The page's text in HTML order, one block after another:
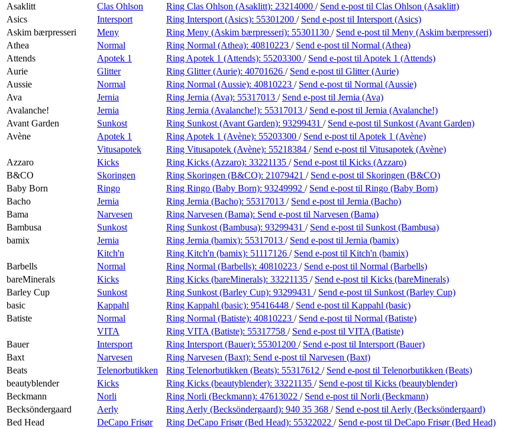
Asaklitt
Clas Ohlson Ring Clas Ohlson (Asaklitt): 23214000 / Send e-post til Clas Ohlson (Asaklitt)
Asics
Intersport Ring Intersport (Asics): 55301200 / Send e-post til Intersport (Asics)
Askim bærpresseri
Meny Ring Meny (Askim bærpresseri): 55301130 / Send e-post til Meny (Askim bærpresseri)
Athea
Normal Ring Normal (Athea): 40810223 / Send e-post til Normal (Athea)
Attends
Apotek 1 Ring Apotek 1 (Attends): 55203300 / Send e-post til Apotek 1 (Attends)
Aurie
Glitter Ring Glitter (Aurie): 40701626 / Send e-post til Glitter (Aurie)
Aussie
Normal Ring Normal (Aussie): 40810223 / Send e-post til Normal (Aussie)
Ava
Jernia Ring Jernia (Ava): 55317013 / Send e-post til Jernia (Ava)
Avalanche!
Jernia Ring Jernia (Avalanche!): 55317013 / Send e-post til Jernia (Avalanche!)
Avant Garden
Sunkost Ring Sunkost (Avant Garden): 93299431 / Send e-post til Sunkost (Avant Garden)
Avène
Apotek 1 Ring Apotek 1 (Avène): 55203300 / Send e-post til Apotek 1 (Avène)
Vitusapotek
Ring Vitusapotek (Avène): 55218384 / Send e-post til Vitusapotek (Avène)
Azzaro
Kicks Ring Kicks (Azzaro): 33221135 / Send e-post til Kicks (Azzaro)
B&CO
Skoringen Ring Skoringen (B&CO): 21079421 / Send e-post til Skoringen (B&CO)
Baby Born
Ringo Ring Ringo (Baby Born): 93249992 / Send e-post til Ringo (Baby Born)
Bacho
Jernia Ring Jernia (Bacho): 55317013 / Send e-post til Jernia (Bacho)
Bama
Narvesen Ring Narvesen (Bama): Send e-post til Narvesen (Bama)
Bambusa
Sunkost Ring Sunkost (Bambusa): 93299431 / Send e-post til Sunkost (Bambusa)
bamix
Jernia Ring Jernia (bamix): 55317013 / Send e-post til Jernia (bamix)
Kitch'n
Ring Kitch'n (bamix): 51117126 / Send e-post til Kitch'n (bamix)
Barbells
Normal Ring Normal (Barbells): 40810223 / Send e-post til Normal (Barbells)
bareMinerals
Kicks Ring Kicks (bareMinerals): 33221135 / Send e-post til Kicks (bareMinerals)
Barley Cup
Sunkost Ring Sunkost (Barley Cup): 93299431 / Send e-post til Sunkost (Barley Cup)
basic
Kappahl Ring Kappahl (basic): 95416448 / Send e-post til Kappahl (basic)
Batiste
Normal Ring Normal (Batiste): 40810223 / Send e-post til Normal (Batiste)
VITA
Ring VITA (Batiste): 55317758 / Send e-post til VITA (Batiste)
Bauer
Intersport Ring Intersport (Bauer): 55301200 / Send e-post til Intersport (Bauer)
Baxt
Narvesen Ring Narvesen (Baxt): Send e-post til Narvesen (Baxt)
Beats
Telenorbutikken Ring Telenorbutikken (Beats): 55317612 / Send e-post til Telenorbutikken (Beats)
beautyblender
Kicks Ring Kicks (beautyblender): 33221135 / Send e-post til Kicks (beautyblender)
Beckmann
Norli Ring Norli (Beckmann): 47613022 / Send e-post til Norli (Beckmann)
Becksöndergaard
Aerly Ring Aerly (Becksöndergaard): 940 35 368 / Send e-post til Aerly (Becksöndergaard)
Bed Head
DeCapo Frisør Ring DeCapo Frisør (Bed Head): 55322022 / Send e-post til DeCapo Frisør (Bed Head)